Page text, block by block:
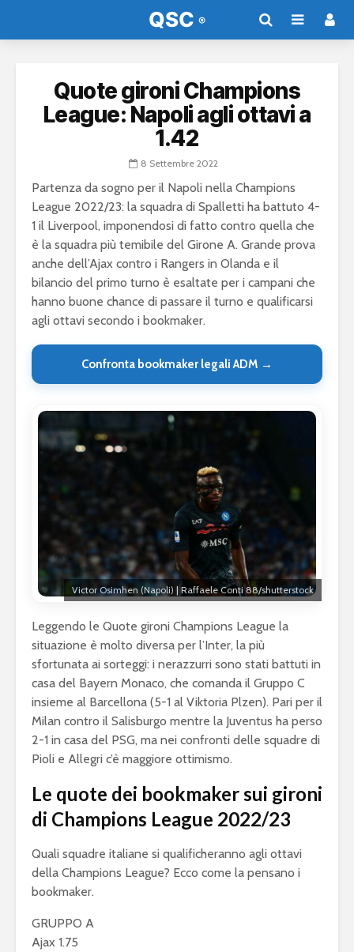
Quote gironi Champions
League: Napoli agli ottavi a
1.42
8 Settembre 2022
Partenza da sogno per il Napoli nella Champions
League 2022/23: la squadra di Spalletti ha battuto 4-
1 il Liverpool, imponendosi di fatto contro quella che
è la squadra più temibile del Girone A. Grande prova
anche dell’Ajax contro i Rangers in Olanda e il
bilancio del primo turno è esaltate per i campani che
hanno buone chance di passare il turno e qualificarsi
agli ottavi secondo i bookmaker.
Confronta bookmaker legali ADM →
Victor Osimhen (Napoli) | Raffaele Conti 88/shutterstock
Leggendo le Quote gironi Champions League la
situazione è molto diversa per l’Inter, la più
sfortunata ai sorteggi: i nerazzurri sono stati battuti in
casa del Bayern Monaco, che comanda il Gruppo C
insieme al Barcellona (5-1 al Viktoria Plzen). Pari per il
Milan contro il Salisburgo mentre la Juventus ha perso
2-1 in casa del PSG, ma nei confronti delle squadre di
Pioli e Allegri c’è maggiore ottimismo.
Le quote dei bookmaker sui gironi
di Champions League 2022/23
Quali squadre italiane si qualificheranno agli ottavi
della Champions League? Ecco come la pensano i
bookmaker.
GRUPPO A
Ajax 1.75